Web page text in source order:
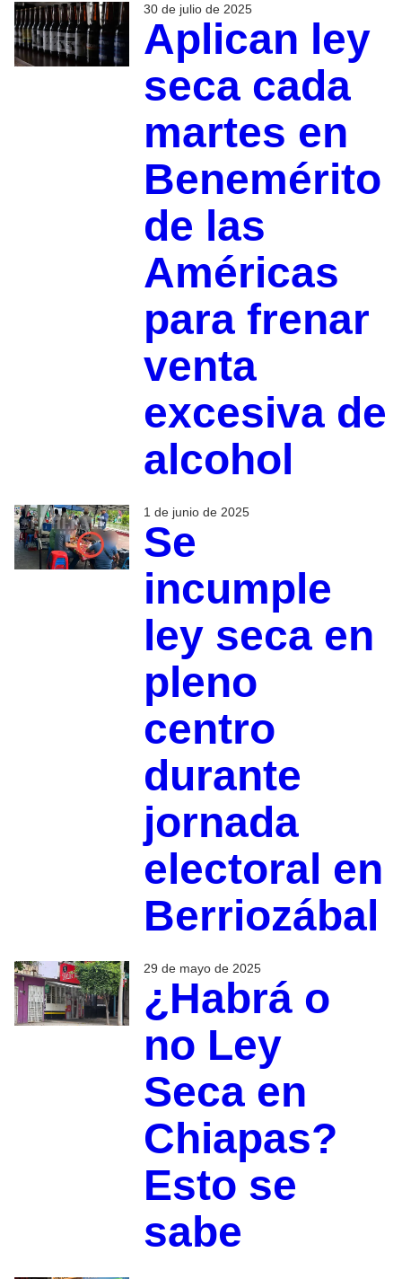
30 de julio de 2025
Aplican ley
seca cada
martes en
Benemérito
de las
Américas
para frenar
venta
excesiva de
alcohol
1 de junio de 2025
Se
incumple
ley seca en
pleno
centro
durante
jornada
electoral en
Berriozábal
29 de mayo de 2025
¿Habrá o
no Ley
Seca en
Chiapas?
Esto se
sabe